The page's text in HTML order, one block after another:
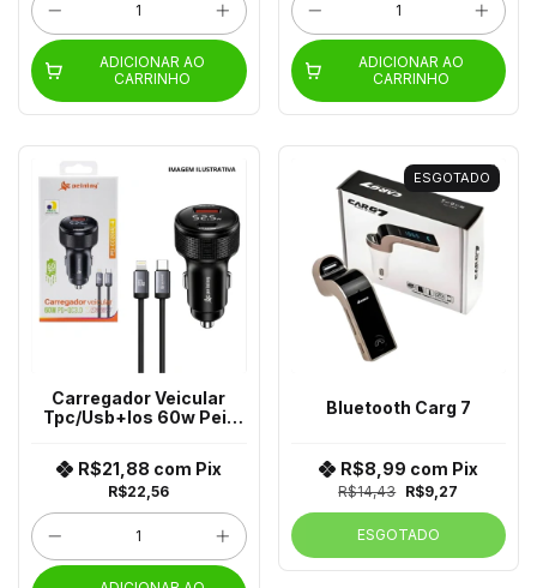
ADICIONAR AO
CARRINHO
ADICIONAR AO
CARRINHO
Carregador Veicular
Tpc/Usb+Ios 60w Pei-
R$22,56
R$21,88 com Pix
ESGOTADO
Bluetooth Carg 7
R$14,43 R$9,27
R$8,99 com Pix
ESGOTADO